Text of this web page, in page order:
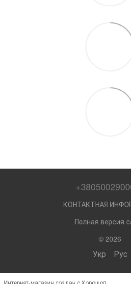
КОНТАКТНАЯ
Полная версия
© 2026
Укр Рус
Интернет-магазин создан с Хорошоп